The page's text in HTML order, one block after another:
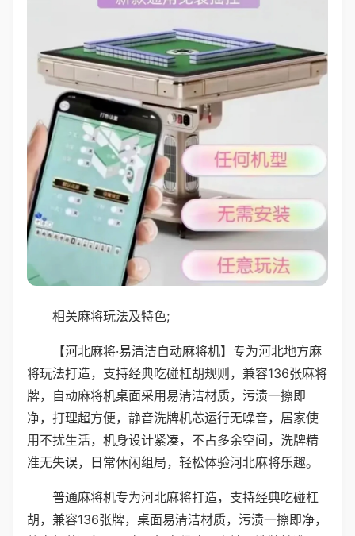
相关麻将玩法及特色;
【河北麻将·易清洁自动麻将机】专为河北地方麻
将玩法打造，支持经典吃碰杠胡规则，兼容136张麻将
牌，自动麻将机桌面采用易清洁材质，污渍一擦即
净，打理超方便，静音洗牌机芯运行无噪音，居家使
用不扰生活，机身设计紧凑，不占多余空间，洗牌精
准无失误，日常休闲组局，轻松体验河北麻将乐趣。
普通麻将机专为河北麻将打造，支持经典吃碰杠
胡，兼容136张牌，桌面易清洁材质，污渍一擦即净，